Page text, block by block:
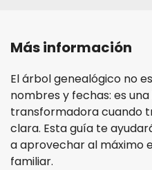
Más información
El árbol genealógico no
nombres y fechas: es
transformadora cuando
clara. Esta guía te
a aprovechar al máximo
familiar.